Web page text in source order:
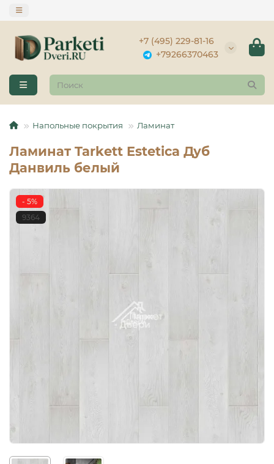
+7 (495) 229-81-16
+79266370463
Напольные покрытия Ламинат
Ламинат Tarkett Estetica Дуб
Данвиль белый
- 5%
9364